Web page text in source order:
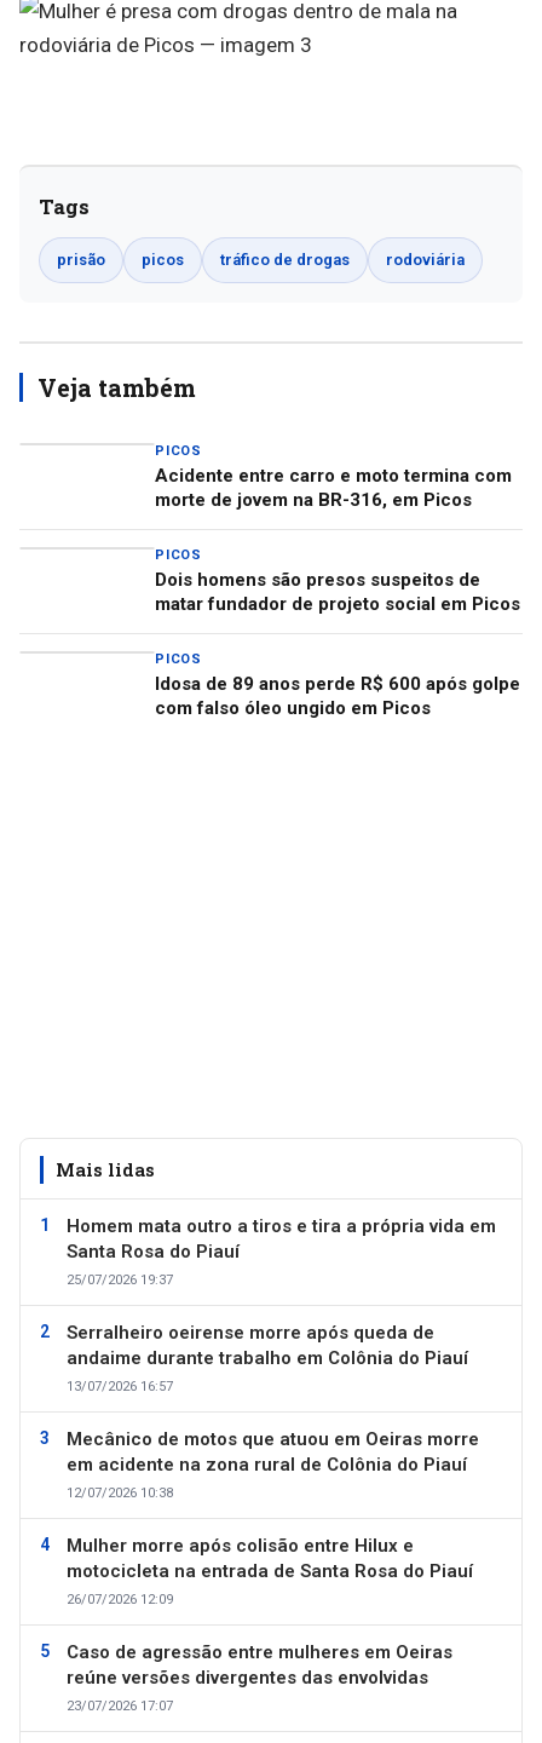
Tags
prisão picos tráfico de drogas rodoviária
Veja também
PICOS
Acidente entre carro e moto termina com
morte de jovem na BR-316, em Picos
PICOS
Dois homens são presos suspeitos de
matar fundador de projeto social em Picos
PICOS
Idosa de 89 anos perde R$ 600 após golpe
com falso óleo ungido em Picos
Mais lidas
Homem mata outro a tiros e tira a própria vida em
Santa Rosa do Piauí
25/07/2026 19:37
Serralheiro oeirense morre após queda de
andaime durante trabalho em Colônia do Piauí
13/07/2026 16:57
Mecânico de motos que atuou em Oeiras morre
em acidente na zona rural de Colônia do Piauí
12/07/2026 10:38
Mulher morre após colisão entre Hilux e
motocicleta na entrada de Santa Rosa do Piauí
26/07/2026 12:09
Caso de agressão entre mulheres em Oeiras
reúne versões divergentes das envolvidas
23/07/2026 17:07